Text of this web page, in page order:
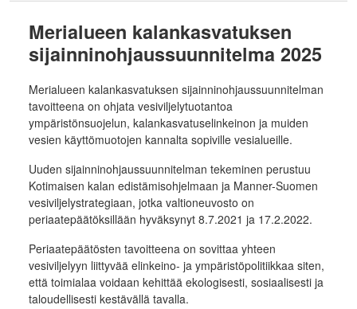
Merialueen kalankasvatuksen
sijainninohjaussuunnitelma 2025
Merialueen kalankasvatuksen sijainninohjaussuunnitelman
tavoitteena on ohjata vesiviljelytuotantoa
ympäristönsuojelun, kalankasvatuselinkeinon ja muiden
vesien käyttömuotojen kannalta sopiville vesialueille.
Uuden sijainninohjaussuunnitelman tekeminen perustuu
Kotimaisen kalan edistämisohjelmaan ja Manner-Suomen
vesiviljelystrategiaan, jotka valtioneuvosto on
periaatepäätöksillään hyväksynyt 8.7.2021 ja 17.2.2022.
Periaatepäätösten tavoitteena on sovittaa yhteen
vesiviljelyyn liittyvää elinkeino- ja ympäristöpolitiikkaa siten,
että toimialaa voidaan kehittää ekologisesti, sosiaalisesti ja
taloudellisesti kestävällä tavalla.